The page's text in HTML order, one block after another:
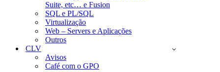
Suite, etc… e Fusion
SQL e PL/SQL
Virtualização
Web – Servers e Aplicações
Outros
CLV
Avisos
Café com o GPO